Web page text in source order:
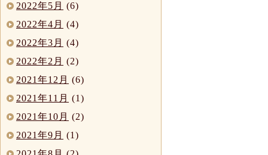
2022年5月 (6)
2022年4月 (4)
2022年3月 (4)
2022年2月 (2)
2021年12月 (6)
2021年11月 (1)
2021年10月 (2)
2021年9月 (1)